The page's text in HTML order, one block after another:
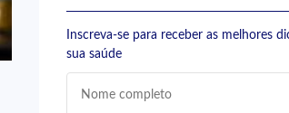
Inscreva-se para receber as melhores
sua saúde